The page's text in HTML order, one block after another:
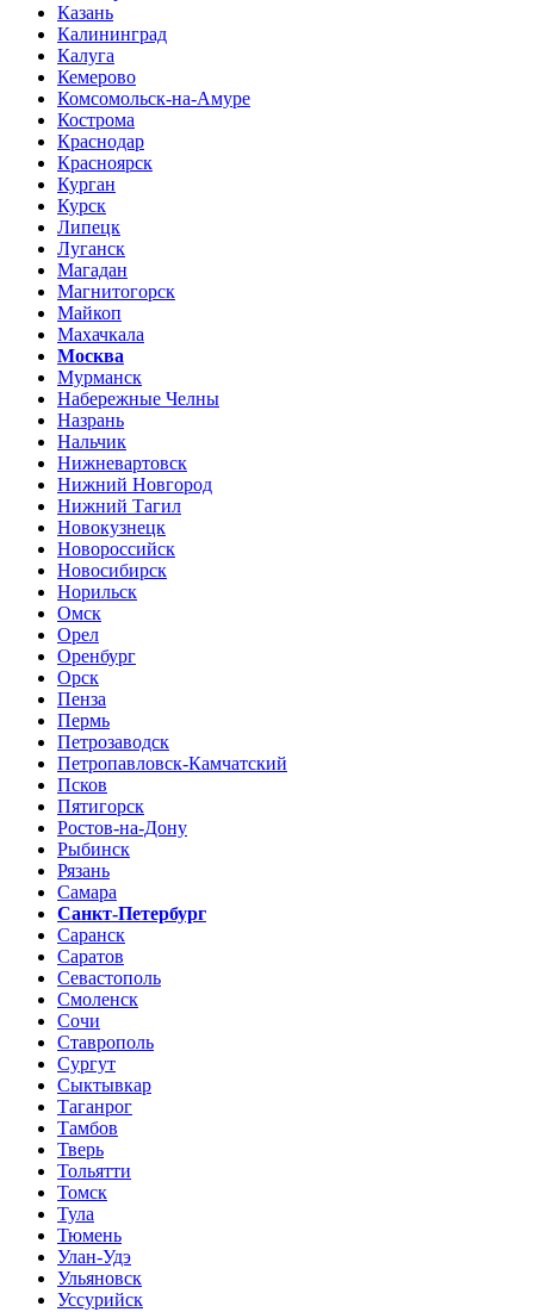
Казань
Калининград
Калуга
Кемерово
Комсомольск-на-Амуре
Кострома
Краснодар
Красноярск
Курган
Курск
Липецк
Луганск
Магадан
Магнитогорск
Майкоп
Махачкала
Москва
Мурманск
Набережные Челны
Назрань
Нальчик
Нижневартовск
Нижний Новгород
Нижний Тагил
Новокузнецк
Новороссийск
Новосибирск
Норильск
Омск
Орел
Оренбург
Орск
Пенза
Пермь
Петрозаводск
Петропавловск-Камчатский
Псков
Пятигорск
Ростов-на-Дону
Рыбинск
Рязань
Самара
Санкт-Петербург
Саранск
Саратов
Севастополь
Смоленск
Сочи
Ставрополь
Сургут
Сыктывкар
Таганрог
Тамбов
Тверь
Тольятти
Томск
Тула
Тюмень
Улан-Удэ
Ульяновск
Уссурийск